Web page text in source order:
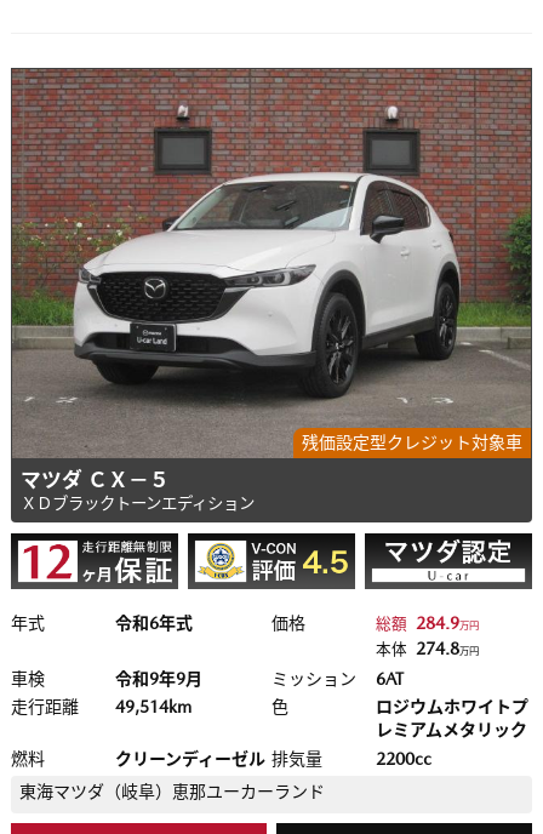
残価設定型クレジット対象車
マツダ ＣＸ－５
ＸＤブラックトーンエディション
年式 令和6年式 価格 総額 284.9 万円
本体 274.8 万円
車検 令和9年9月 ミッション
6AT
走行距離
49,514km 色
ロジウムホワイトプ
レミアムメタリック
燃料
クリーンディーゼル 排気量
2200cc
東海マツダ（岐阜） 恵那ユーカーランド